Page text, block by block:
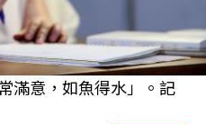
滿意，如魚得水」。記